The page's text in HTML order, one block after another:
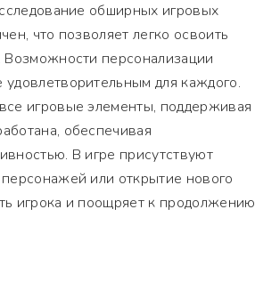
обширных игровых
что позволяет легко освоить
персонализации
для каждого.
игровые элементы, поддерживая
обеспечивая
В игре присутствуют
или открытие нового
игрока и поощряет к продолжению